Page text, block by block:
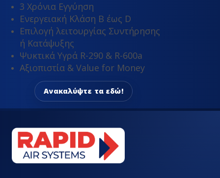
3 Χρόνια Εγγύηση
Ενεργειακή Κλάση Β έως D
Επιλογή λειτουργίας Συντήρησης
ή Κατάψυξης
Ψυκτικά Υγρά R-290 & R-600a
Αξιοπιστία & Value for Money
Ανακαλύψτε τα εδώ!